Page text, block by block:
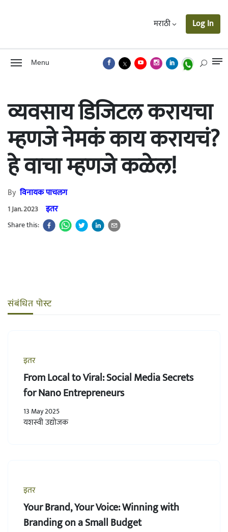
मराठी Log In
Menu
व्यवसाय डिजिटल करायचा
म्हणजे नेमकं काय करायचं?
हे वाचा म्हणजे कळेल!
Byविनायक पाचलग
1 Jan. 2023 इतर
Share this:
संबंधित पोस्ट
इतर
From Local to Viral: Social Media Secrets
for Nano Entrepreneurs
13 May 2025
यशस्वी उद्योजक
इतर
Your Brand, Your Voice: Winning with
Branding on a Small Budget